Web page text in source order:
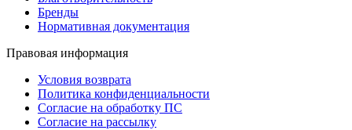
Бренды
Нормативная документация
Правовая информация
Условия возврата
Политика конфиденциальности
Согласие на обработку ПС
Согласие на рассылку